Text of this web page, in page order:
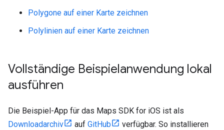
Polygone auf einer Karte zeichnen
Polylinien auf einer Karte zeichnen
Vollständige Beispielanwendung lokal
ausführen
Die Beispiel-App für das Maps SDK for iOS ist als
Downloadarchiv
auf GitHub
verfügbar. So installieren